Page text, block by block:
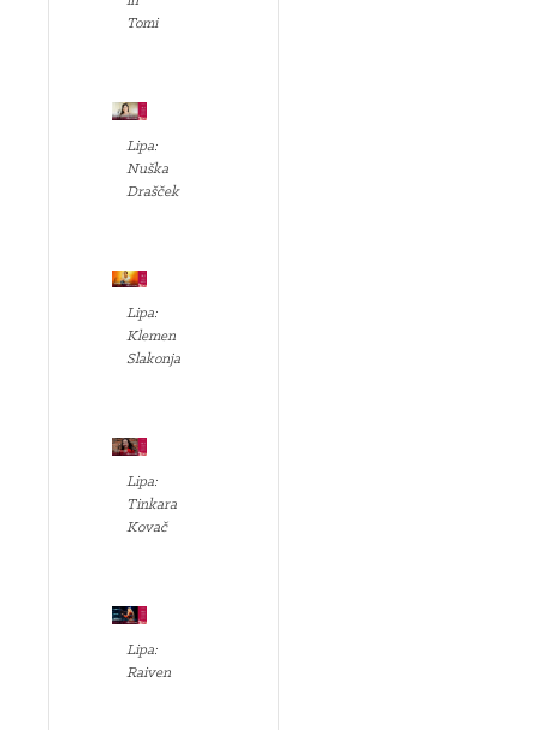
Tomi
Lipa:
Nuška
Drašček
Lipa:
Klemen
Slakonja
Lipa:
Tinkara
Kovač
Lipa:
Raiven